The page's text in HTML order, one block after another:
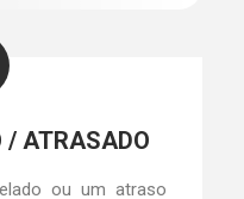
/ ATRASADO
ou um atraso